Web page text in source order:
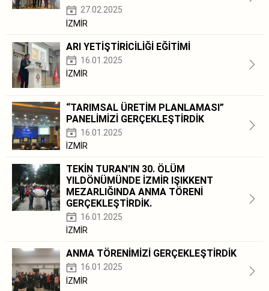
27.02.2025
İZMİR
ARI YETİŞTİRİCİLİĞİ EĞİTİMİ
16.01.2025
İZMİR
“TARIMSAL ÜRETİM PLANLAMASI”
PANELİMİZİ GERÇEKLEŞTİRDİK
16.01.2025
İZMİR
TEKİN TURAN'IN 30. ÖLÜM
YILDÖNÜMÜNDE İZMİR IŞIKKENT
MEZARLIĞINDA ANMA TÖRENİ
GERÇEKLEŞTİRDİK.
16.01.2025
İZMİR
ANMA TÖRENİMİZİ GERÇEKLEŞTİRDİK
16.01.2025
İZMİR